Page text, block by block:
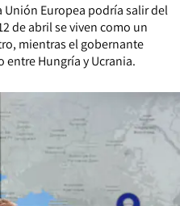
Unión Europea podría salir del
de abril se viven como un
mientras el gobernante
Hungría y Ucrania.